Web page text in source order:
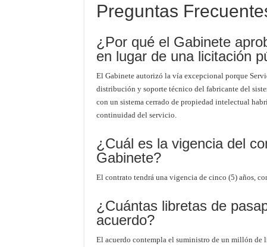
Preguntas
¿Por qué el Gabinete
en lugar de una licitación
El Gabinete autorizó la vía excepcional porque
distribución y soporte técnico del fabricante del
con un sistema cerrado de propiedad intelectual
continuidad del servicio.
¿Cuál es la vigencia del
Gabinete?
El contrato tendrá una vigencia de cinco (5) años,
¿Cuántas libretas de
acuerdo?
El acuerdo contempla el suministro de un millón de